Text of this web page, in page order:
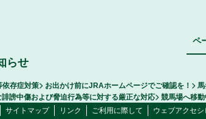
ペ
らせ
存症対策 お出かけ前にJRAホームページでご確認を！
謗中傷および脅迫行為等に対する厳正な対応
競馬場へ移
サイトマップ リンク ご利用に際して ウェブアクセ